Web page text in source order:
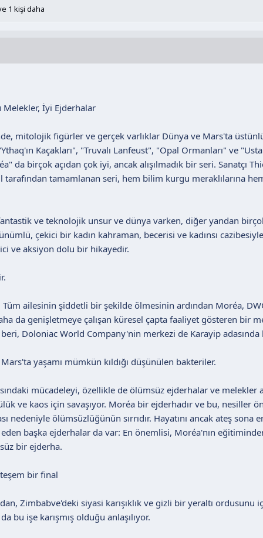
1 kişi daha
Melekler, İyi Ejderhalar
mitolojik figürler ve gerçek varlıklar Dünya ve Mars'ta
Kaçakları", "Truvalı Lanfeust", "Opal Ormanları" ve
da birçok açıdan çok iyi, ancak alışılmadık bir seri. Sanatçı
tamamlanan seri, hem bilim kurgu meraklılarına
ve teknolojik unsur ve dünya varken, diğer yandan
çekici bir kadın kahraman, becerisi ve kadınsı
ve aksiyon dolu bir hikayedir.
Tüm ailesinin şiddetli bir şekilde ölmesinin ardından Moréa,
da genişletmeye çalışan küresel çapta faaliyet gösteren bir
Doloniac World Company'nin merkezi de Karayip adasında
yaşamı mümkün kıldığı düşünülen bakteriler.
mücadeleyi, özellikle de ölümsüz ejderhalar ve melekler
ve kaos için savaşıyor. Moréa bir ejderhadır ve bu, nesiller
nedeniyle ölümsüzlüğünün sırrıdır. Hayatını ancak ateş
başka ejderhalar da var: En önemlisi, Moréa'nın
bir ejderha.
bir final
Zimbabve'deki siyasi karışıklık ve gizli bir yeraltı
bu işe karışmış olduğu anlaşılıyor.